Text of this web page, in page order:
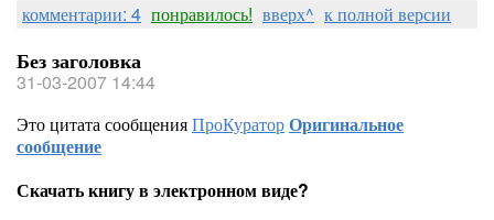
комментарии: 4 понравилось! вверх^ к полной версии
Без заголовка
31-03-2007 14:44
Это цитата сообщенияПроКураторОригинальное
сообщение
Скачать книгу в электронном виде?